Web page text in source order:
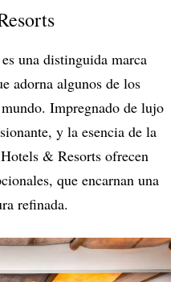
una distinguida marca
adorna algunos de los
Impregnado de lujo
y la esencia de la
& Resorts ofrecen
que encarnan una
refinada.